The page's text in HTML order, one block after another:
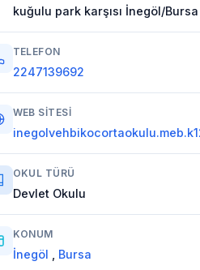
kuğulu park karşısı İnegöl/Bursa
TELEFON
2247139692
WEB SITESI
OKUL TÜRÜ
Devlet Okulu
KONUM
İnegöl Bursa